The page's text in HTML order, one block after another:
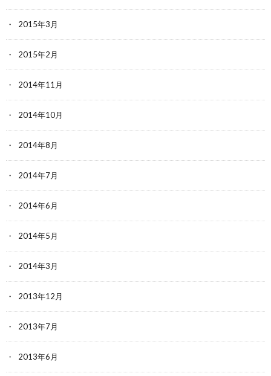
2015年3月
2015年2月
2014年11月
2014年10月
2014年8月
2014年7月
2014年6月
2014年5月
2014年3月
2013年12月
2013年7月
2013年6月